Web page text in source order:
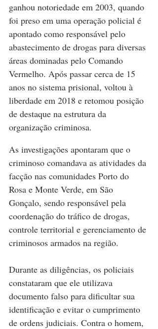
ganhou notoriedade em 2003, quando
foi preso em uma operação policial é
apontado como responsável pelo
abastecimento de drogas para diversas
áreas dominadas pelo Comando
Vermelho. Após passar cerca de 15
anos no sistema prisional, voltou à
liberdade em 2018 e retomou posição
de destaque na estrutura da
organização criminosa.
As investigações apontaram que o
criminoso comandava as atividades da
facção nas comunidades Porto do
Rosa e Monte Verde, em São
Gonçalo, sendo responsável pela
coordenação do tráfico de drogas,
controle territorial e gerenciamento de
criminosos armados na região.
Durante as diligências, os policiais
constataram que ele utilizava
documento falso para dificultar sua
identificação e evitar o cumprimento
de ordens judiciais. Contra o homem,